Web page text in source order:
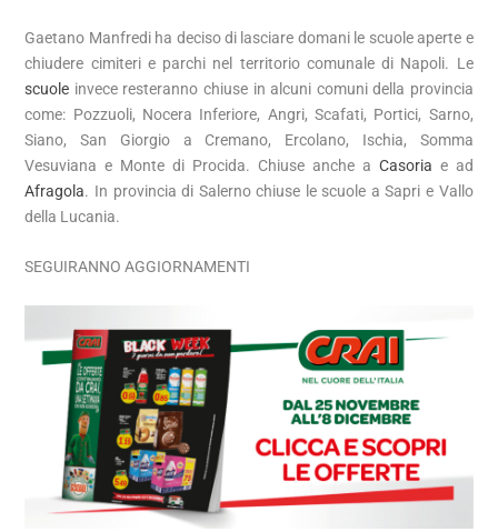
Gaetano Manfredi ha deciso di lasciare domani le scuole aperte e
chiudere cimiteri e parchi nel territorio comunale di Napoli. Le
scuole invece resteranno chiuse in alcuni comuni della provincia
come: Pozzuoli, Nocera Inferiore, Angri, Scafati, Portici, Sarno,
Siano, San Giorgio a Cremano, Ercolano, Ischia, Somma
Vesuviana e Monte di Procida. Chiuse anche a Casoria e ad
Afragola. In provincia di Salerno chiuse le scuole a Sapri e Vallo
della Lucania.
SEGUIRANNO AGGIORNAMENTI